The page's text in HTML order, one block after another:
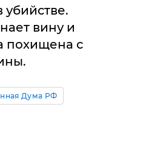
убийстве.
вину и
похищена с
Дума РФ